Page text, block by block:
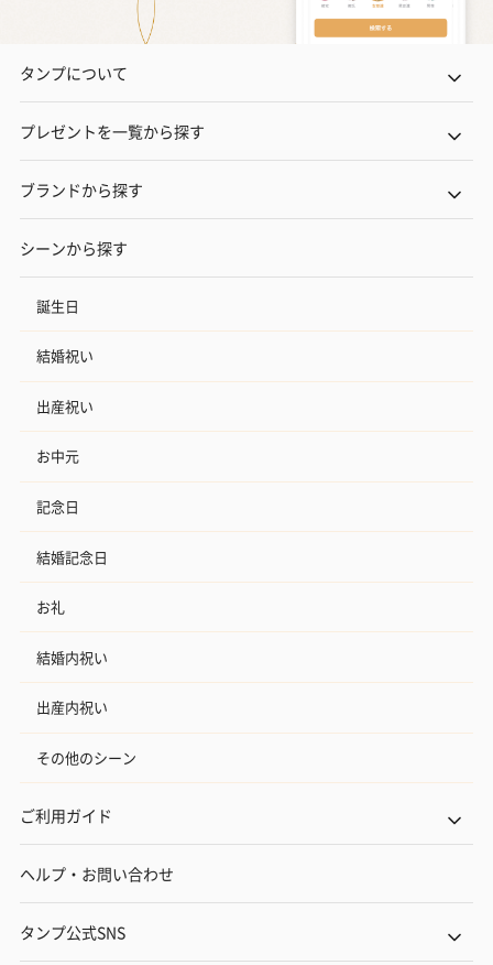
タンプについて
プレゼントを一覧から探す
ブランドから探す
シーンから探す
誕生日
結婚祝い
出産祝い
お中元
記念日
結婚記念日
お礼
結婚内祝い
出産内祝い
その他のシーン
ご利用ガイド
ヘルプ・お問い合わせ
タンプ公式SNS